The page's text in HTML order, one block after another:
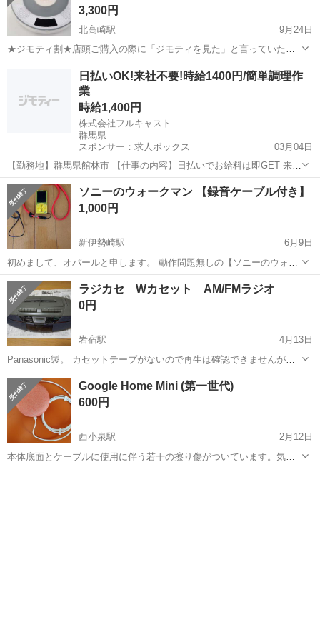
3,300円
北高崎駅
9月24日
★ジモティ割★店頭ご購入の際に「ジモティを見た」と言っていただ
くとジモティ限定価格（掲載価格の10%OFF）でご購入が可能です。
ぜひ店頭にてスタッフまでお伝えくださいませ。 --------------------...
高崎市 北高崎駅 ポータブルプレーヤー LTD
日払いOK!来社不要!時給1400円/簡単調理作
業
時給1,400円
株式会社フルキャスト
群馬県
スポンサー：求人ボックス
03月04日
【勤務地】群馬県館林市 【仕事の内容】日払いでお給料は即GET 来社
不要でらくらく応募/ 「すぐに働きたい!」「お給料はすぐに欲しい!」
→そんな方にピッタリ!お気軽にご相談ください <お仕事内容><求人番
号>K-1308 <期間...
アルバイト・パート
ソニーのウォークマン 【録音ケーブル付き】
1,000円
新伊勢崎駅
6月9日
初めまして、オパールと申します。 動作問題無しの【ソニーのウォー
クマン】 【NW-S754】になります。 録音ケーブルをサービスさせて
頂きます。 現在、充電ケーブルが有りませんので 電源は入りませんが
充電すれば電源が入り問...
群馬 伊勢崎市 ポータブルプレーヤー
ウォークマン
ラジカセ Wカセット AM/FMラジオ
0円
岩宿駅
4月13日
Panasonic製。 カセットテープがないので再生は確認できませんが、
動くことは確認しました。 ラジオが聞けること確認しました。 CDプ
レーヤーも付いていますが、たぶん使えないです。 ボリュームのバー
は動かすのに少...
群馬 みどり市 ポータブルプレーヤー
Google Home Mini (第一世代)
600円
西小泉駅
2月12日
本体底面とケーブルに使用に伴う若干の擦り傷がついています。気に